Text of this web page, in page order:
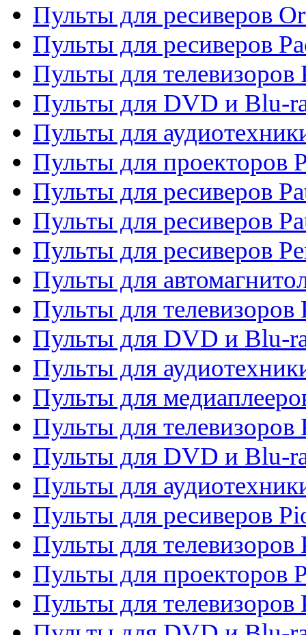
Пульты для ресиверов
Пульты для ресиверов
Пульты для телевизоров
Пульты для DVD и Blu-
Пульты для
Пульты для проекторов
Пульты для ресиверов
Пульты для ресиверов
Пульты для ресиверов
Пульты для
Пульты для телевизоров
Пульты для DVD и Blu-
Пульты для
Пульты для
Пульты для телевизоров
Пульты для DVD и Blu-
Пульты для
Пульты для ресиверов
Пульты для телевизоров
Пульты для проекторов
Пульты для телевизоров